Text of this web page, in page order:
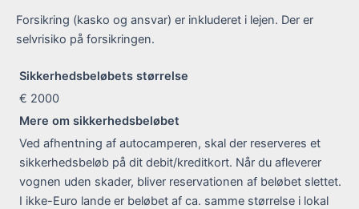
Forsikring (kasko og ansvar) er inkluderet i lejen. Der er
selvrisiko på forsikringen.
Sikkerhedsbeløbets størrelse
€ 2000
Mere om sikkerhedsbeløbet
Ved afhentning af autocamperen, skal der reserveres et
sikkerhedsbeløb på dit debit/kreditkort. Når du afleverer
vognen uden skader, bliver reservationen af beløbet slettet.
I ikke-Euro lande er beløbet af ca. samme størrelse i lokal